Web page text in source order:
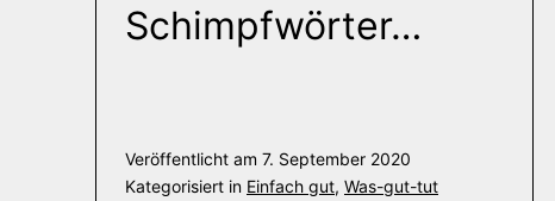
Schimpfwörter…
Veröffentlicht am 7. September 2020
Kategorisiert in Einfach gut, Was-gut-tut